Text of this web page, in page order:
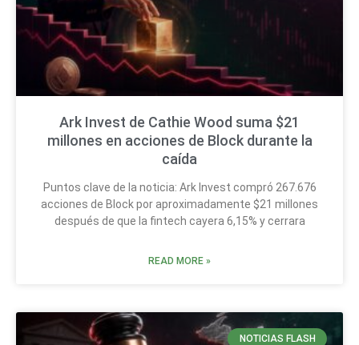
Ark Invest de Cathie Wood suma $21
millones en acciones de Block durante la
caída
Puntos clave de la noticia: Ark Invest compró 267.676
acciones de Block por aproximadamente $21 millones
después de que la fintech cayera 6,15% y cerrara
READ MORE »
NOTICIAS FLASH